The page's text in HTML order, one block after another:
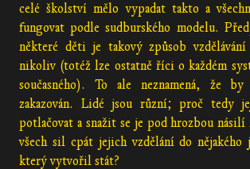
celé školství mělo vypadat takto a
fungovat podle sudburského modelu.
některé děti je takový způsob
nikoliv (totéž lze ostatně říci o každém
současného). To ale neznamená, že
zakazován. Lidé jsou různí; proč tedy
potlačovat a snažit se je pod hrozbou
všech sil cpát jejich vzdělání do nějakého
který vytvořil stát?